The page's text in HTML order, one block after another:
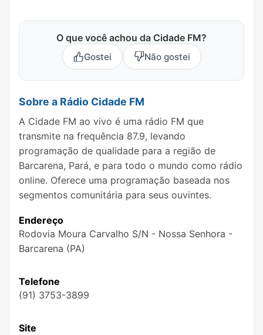
O que você achou da Cidade FM?
Gostei Não gostei
Sobre a Rádio Cidade FM
A Cidade FM ao vivo é uma rádio FM que
transmite na frequência 87.9, levando
programação de qualidade para a região de
Barcarena, Pará, e para todo o mundo como rádio
online. Oferece uma programação baseada nos
segmentos comunitária para seus ouvintes.
Endereço
Rodovia Moura Carvalho S/N - Nossa Senhora -
Barcarena (PA)
Telefone
(91) 3753-3899
Site